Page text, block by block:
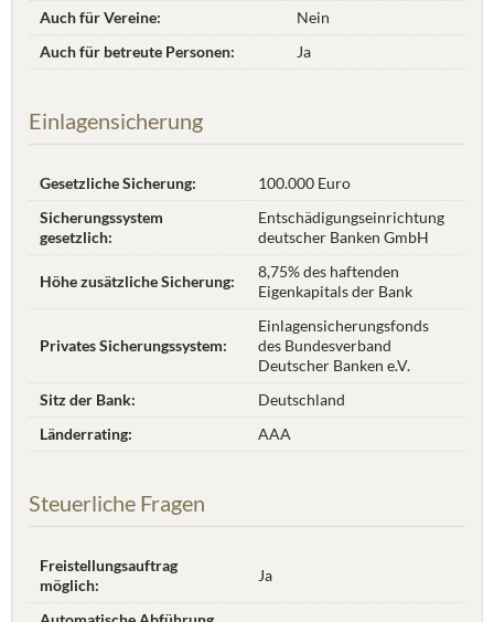
Auch für Vereine:
Nein
Auch für betreute Personen:
Ja
Einlagensicherung
Gesetzliche Sicherung:
100.000 Euro
Sicherungssystem
gesetzlich:
Entschädigungseinrichtung
deutscher Banken GmbH
Höhe zusätzliche Sicherung:
8,75% des haftenden
Eigenkapitals der Bank
Privates Sicherungssystem:
Einlagensicherungsfonds
des Bundesverband
Deutscher Banken e.V.
Sitz der Bank:
Deutschland
Länderrating:
AAA
Steuerliche Fragen
Freistellungsauftrag
möglich:
Ja